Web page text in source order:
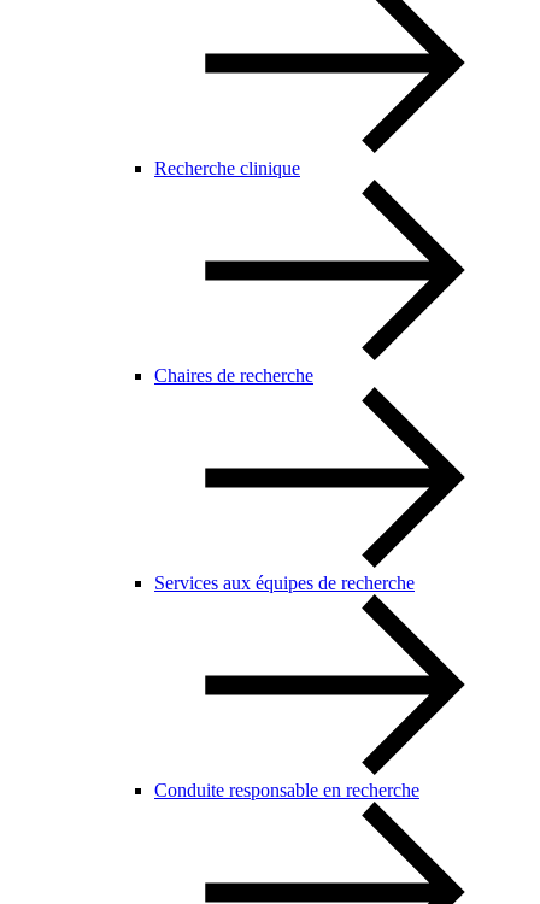
Recherche clinique
Chaires de recherche
Services aux équipes de recherche
Conduite responsable en recherche